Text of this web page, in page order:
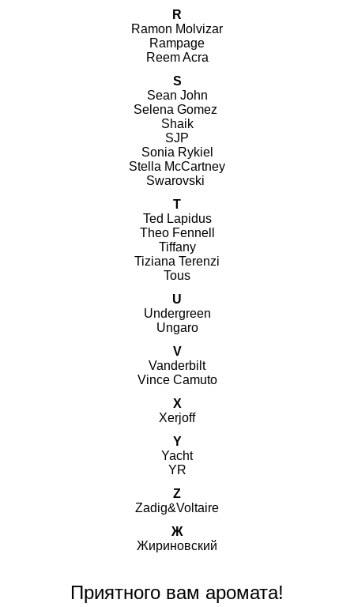
R
Ramon Molvizar
Rampage
Reem Acra
S
Sean John
Selena Gomez
Shaik
SJP
Sonia Rykiel
Stella McCartney
Swarovski
T
Ted Lapidus
Theo Fennell
Tiffany
Tiziana Terenzi
Tous
U
Undergreen
Ungaro
V
Vanderbilt
Vince Camuto
X
Xerjoff
Y
Yacht
YR
Z
Zadig&Voltaire
Ж
Жириновский
Приятного вам аромата!